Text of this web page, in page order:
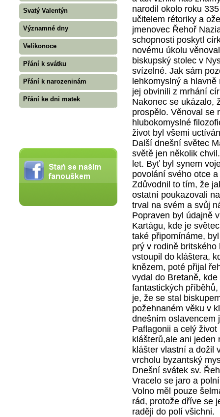
Svatý Valentýn
Významné dny
Velikonoce
Přání k svátku
Přání k narozeninám
Přání ke dni matek
narodil okolo roku
učitelem rétoriky a
jmenovec Řehoř
schopnosti poskytl
novému úkolu
biskupský stolec v
svízelné. Jak sám
lehkomyslný a
jej obvinili z mrhání
Nakonec se ukázalo,
prospělo. Věnoval se
hlubokomyslné
život byl všemi
Další dnešní světec
světě jen několik
let. Byť byl synem
povolání svého otce
Zdůvodnil to tím, že
ostatní poukazovali
trval na svém a svůj
Popraven byl údajně
Kartágu, kde je
také připomínáme,
prý v rodině
vstoupil do kláštera,
knězem, poté přijal
vydal do Bretaně,
fantastických
je, že se stal
požehnaném věku v
dnešním oslavencem
Paflagonii a celý
klášterů,ale ani jeden
klášter vlastní a dožil
vrcholu byzantský
Dnešní svátek sv.
Vracelo se jaro a
Volno měl pouze
rád, protože dříve se
raději do polí všichni.